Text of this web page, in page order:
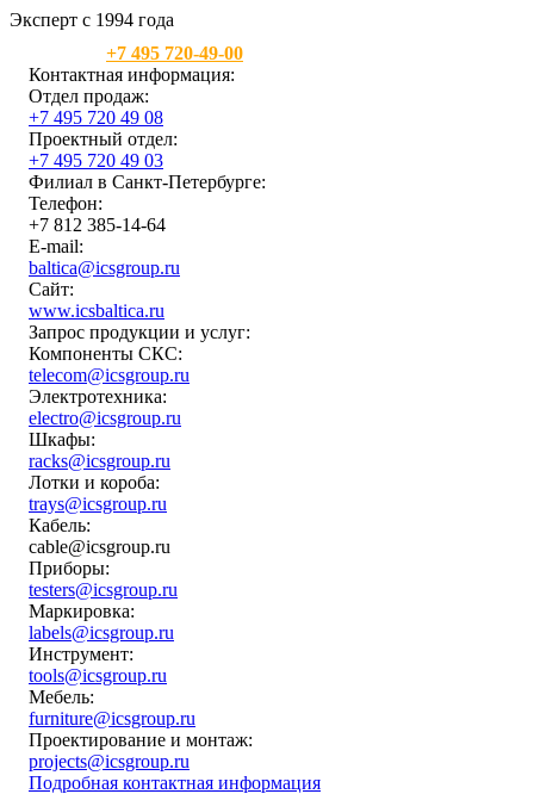
Эксперт с 1994 года
+7 495 720-49-00
Контактная информация:
Отдел продаж:
+7 495 720 49 08
Проектный отдел:
+7 495 720 49 03
Филиал в Санкт-Петербурге:
Телефон:
+7 812 385-14-64
E-mail:
baltica@icsgroup.ru
Сайт:
www.icsbaltica.ru
Запрос продукции и услуг:
Компоненты СКС:
telecom@icsgroup.ru
Электротехника:
electro@icsgroup.ru
Шкафы:
racks@icsgroup.ru
Лотки и короба:
trays@icsgroup.ru
Кабель:
cable@icsgroup.ru
Приборы:
testers@icsgroup.ru
Маркировка:
labels@icsgroup.ru
Инструмент:
tools@icsgroup.ru
Мебель:
furniture@icsgroup.ru
Проектирование и монтаж:
projects@icsgroup.ru
Подробная контактная информация